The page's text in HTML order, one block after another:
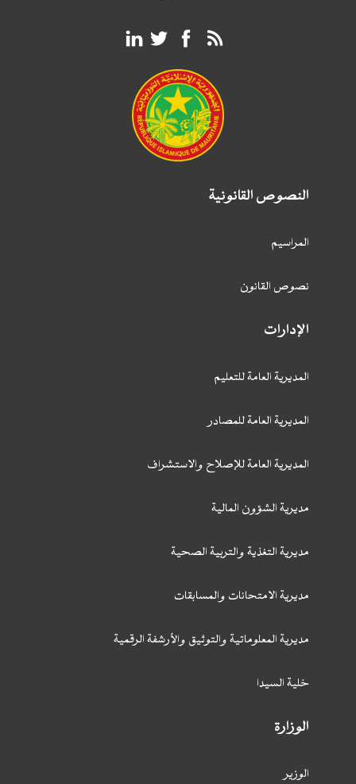
النصوص القانونية
المراسيم
نصوص القانون
الإدارات
المديرية العامة للتعليم
المديرية العامة للمصادر
المديرية العامة للإصلاح والاستشراف
مديرية الشؤون المالية
مديرية التغذية والتربية الصحية
مديرية الامتحانات والمسابقات
مديرية المعلوماتية والتوثيق والأرشفة الرقمية
خلية السيدا
الوزارة
الوزير